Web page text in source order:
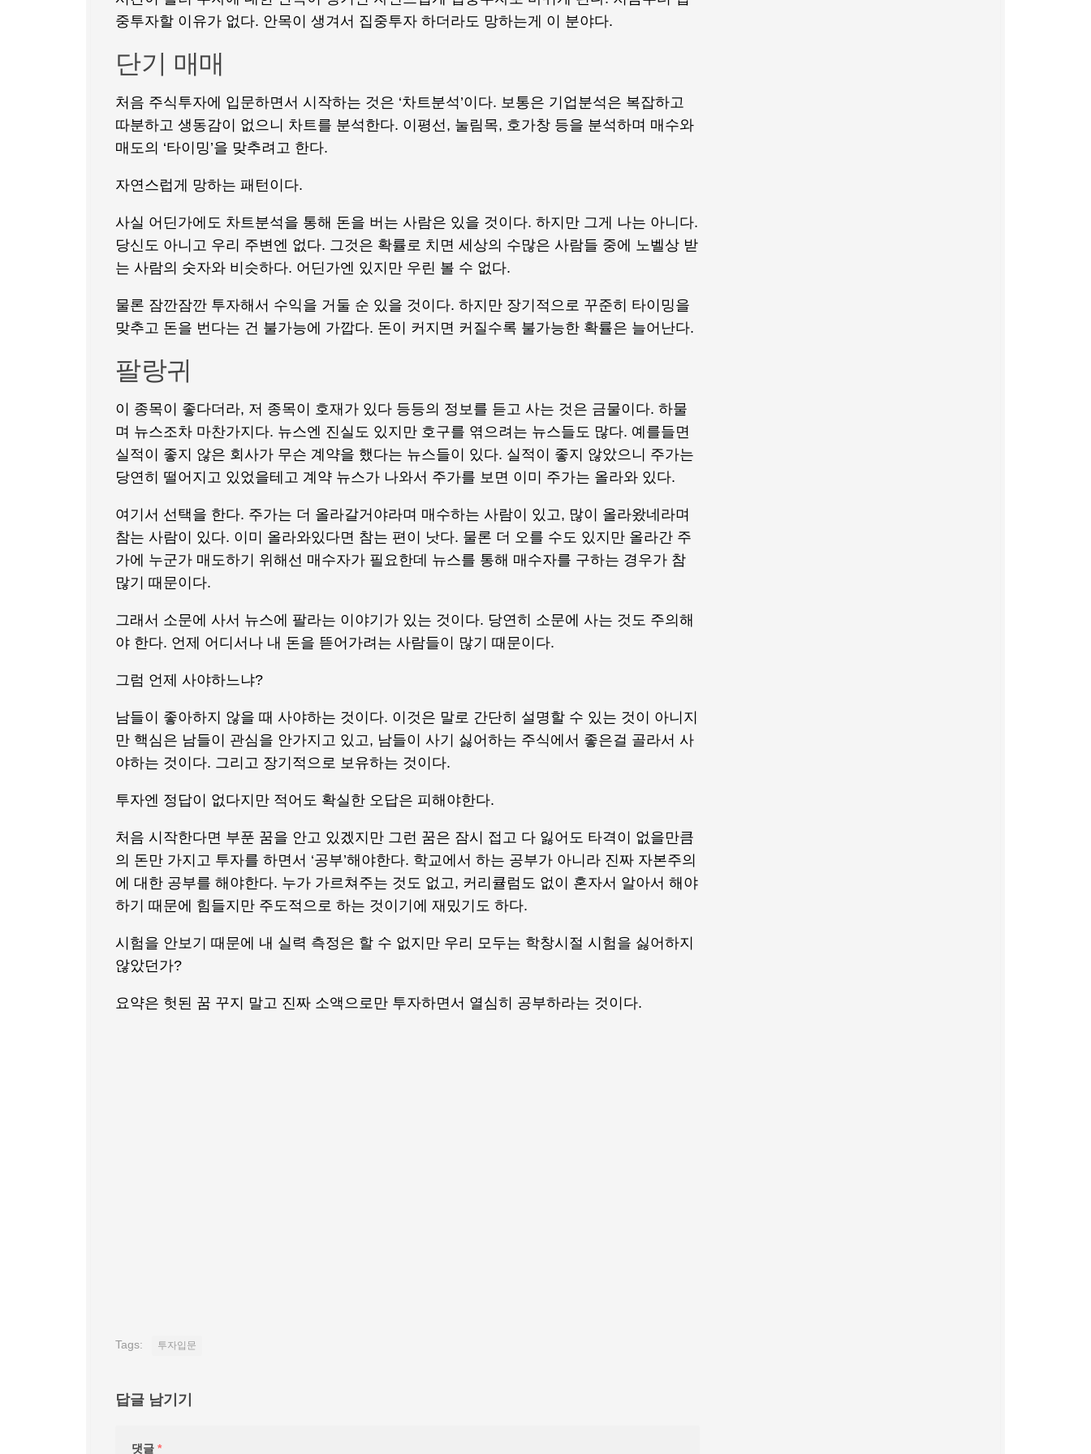
중투자할 이유가 없다. 안목이 생겨서 집중투자 하더라도 망하는게 이 분야다.
단기 매매
처음 주식투자에 입문하면서 시작하는 것은 ‘차트분석’이다. 보통은 기업분석은 복잡하고
따분하고 생동감이 없으니 차트를 분석한다. 이평선, 눌림목, 호가창 등을 분석하며 매수와
매도의 ‘타이밍’을 맞추려고 한다.
자연스럽게 망하는 패턴이다.
사실 어딘가에도 차트분석을 통해 돈을 버는 사람은 있을 것이다. 하지만 그게 나는 아니다.
당신도 아니고 우리 주변엔 없다. 그것은 확률로 치면 세상의 수많은 사람들 중에 노벨상 받
는 사람의 숫자와 비슷하다. 어딘가엔 있지만 우린 볼 수 없다.
물론 잠깐잠깐 투자해서 수익을 거둘 순 있을 것이다. 하지만 장기적으로 꾸준히 타이밍을
맞추고 돈을 번다는 건 불가능에 가깝다. 돈이 커지면 커질수록 불가능한 확률은 늘어난다.
팔랑귀
이 종목이 좋다더라, 저 종목이 호재가 있다 등등의 정보를 듣고 사는 것은 금물이다. 하물
며 뉴스조차 마찬가지다. 뉴스엔 진실도 있지만 호구를 엮으려는 뉴스들도 많다. 예를들면
실적이 좋지 않은 회사가 무슨 계약을 했다는 뉴스들이 있다. 실적이 좋지 않았으니 주가는
당연히 떨어지고 있었을테고 계약 뉴스가 나와서 주가를 보면 이미 주가는 올라와 있다.
여기서 선택을 한다. 주가는 더 올라갈거야라며 매수하는 사람이 있고, 많이 올라왔네라며
참는 사람이 있다. 이미 올라와있다면 참는 편이 낫다. 물론 더 오를 수도 있지만 올라간 주
가에 누군가 매도하기 위해선 매수자가 필요한데 뉴스를 통해 매수자를 구하는 경우가 참
많기 때문이다.
그래서 소문에 사서 뉴스에 팔라는 이야기가 있는 것이다. 당연히 소문에 사는 것도 주의해
야 한다. 언제 어디서나 내 돈을 뜯어가려는 사람들이 많기 때문이다.
그럼 언제 사야하느냐?
남들이 좋아하지 않을 때 사야하는 것이다. 이것은 말로 간단히 설명할 수 있는 것이 아니지
만 핵심은 남들이 관심을 안가지고 있고, 남들이 사기 싫어하는 주식에서 좋은걸 골라서 사
야하는 것이다. 그리고 장기적으로 보유하는 것이다.
투자엔 정답이 없다지만 적어도 확실한 오답은 피해야한다.
처음 시작한다면 부푼 꿈을 안고 있겠지만 그런 꿈은 잠시 접고 다 잃어도 타격이 없을만큼
의 돈만 가지고 투자를 하면서 ‘공부’해야한다. 학교에서 하는 공부가 아니라 진짜 자본주의
에 대한 공부를 해야한다. 누가 가르쳐주는 것도 없고, 커리큘럼도 없이 혼자서 알아서 해야
하기 때문에 힘들지만 주도적으로 하는 것이기에 재밌기도 하다.
시험을 안보기 때문에 내 실력 측정은 할 수 없지만 우리 모두는 학창시절 시험을 싫어하지
않았던가?
요약은 헛된 꿈 꾸지 말고 진짜 소액으로만 투자하면서 열심히 공부하라는 것이다.
Tags: 투자입문
답글 남기기
댓글 *